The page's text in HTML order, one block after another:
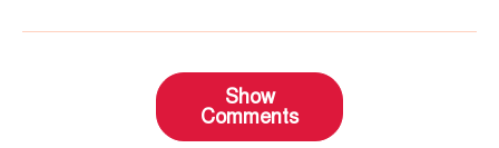
Show
Comments